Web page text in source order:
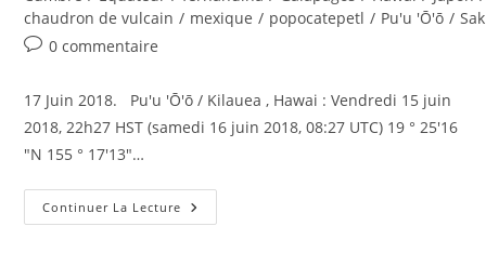
publication :
chaudron de vulcain / mexique / popocatepetl / Pu'u 'Ō'ō /
Commentaires
la
publication :
0 commentaire
17 Juin 2018. Pu'u 'Ō'ō / Kilauea , Hawai : Vendredi 15 juin
2018, 22h27 HST (samedi 16 juin 2018, 08:27 UTC) 19 ° 25'16
"N 155 ° 17'13"…
Continuer La Lecture 17
Juin